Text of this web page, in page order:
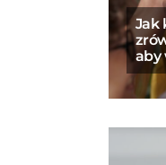
Jak
aby